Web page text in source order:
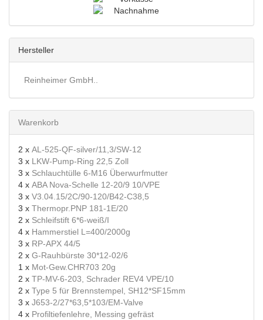
Hersteller
Reinheimer GmbH..
Warenkorb
2 x AL-525-QF-silver/11,3/SW-12
3 x LKW-Pump-Ring 22,5 Zoll
3 x Schlauchtülle 6-M16 Überwurfmutter
4 x ABA Nova-Schelle 12-20/9 10/VPE
3 x V3.04.15/2C/90-120/B42-C38,5
3 x Thermopr.PNP 181-1E/20
2 x Schleifstift 6*6-weiß/I
4 x Hammerstiel L=400/2000g
3 x RP-APX 44/5
2 x G-Rauhbürste 30*12-02/6
1 x Mot-Gew.CHR703 20g
2 x TP-MV-6-203, Schrader REV4 VPE/10
2 x Type 5 für Brennstempel, SH12*SF15mm
3 x J653-2/27*63,5*103/EM-Valve
4 x Profiltiefenlehre, Messing gefräst